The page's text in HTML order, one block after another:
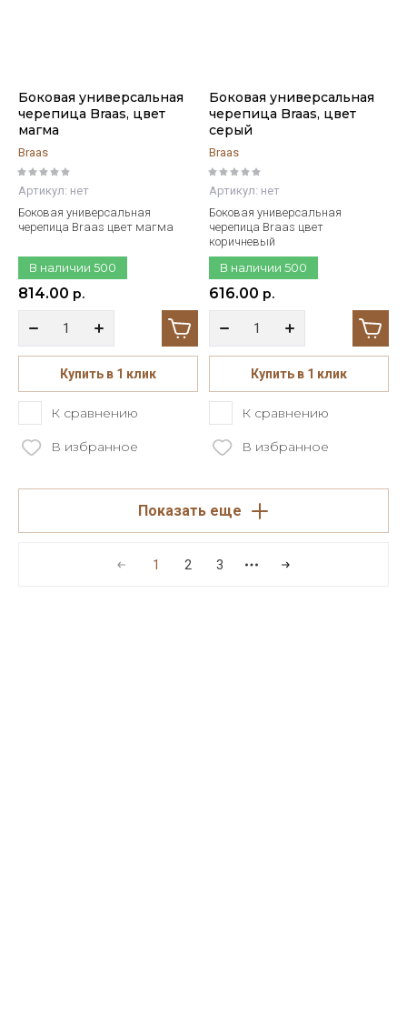
Боковая универсальная
черепица Braas, цвет
магма
Braas
Артикул: нет
Боковая универсальная
черепица Braas цвет магма
В наличии 500
814.00 р.
Купить в 1 клик
К сравнению
В избранное
Боковая универсальная
черепица Braas, цвет
серый
Braas
Артикул: нет
Боковая универсальная
черепица Braas цвет
коричневый
В наличии 500
616.00 р.
Купить в 1 клик
К сравнению
В избранное
Показать еще
1 2 3